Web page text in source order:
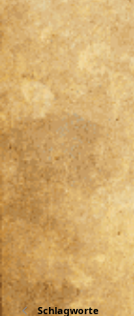
Schlagworte